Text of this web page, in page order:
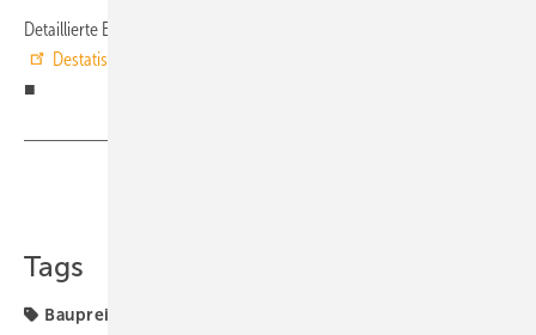
Detaillierte Ergebnisse zur Statistik der Bauleistungspreise bietet die
Destatis-Fachserie 17, Reihe 4, Preisindizes für die Bauwirtschaft
■
Tags
Baupreisindex